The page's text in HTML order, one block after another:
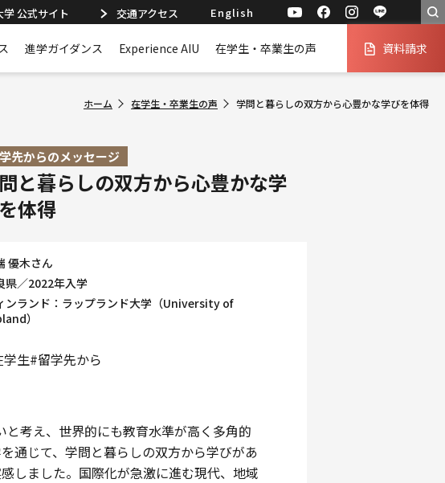
学 公式サイト 交通アクセス English
進学ガイダンス Experience AIU 在学生・卒業生の声 資料請求
ホーム 在学生・卒業生の声 学問と暮らしの双方から心豊かな学びを体得
先からのメッセージ
と暮らしの双方から心豊かな学
体得
優木さん
県／2022年入学
ンランド：ラップランド大学（University of
）
学生#留学先から
考え、世界的にも教育水準が高く多角的
通じて、学問と暮らしの双方から学びがあ
しました。国際化が急激に進む現代、地域